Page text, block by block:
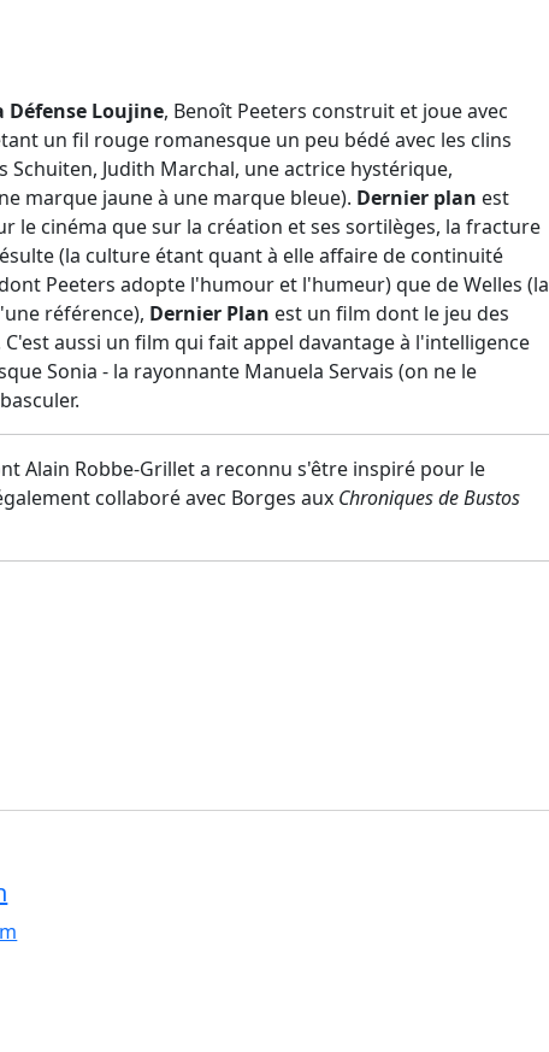
Défense Loujine, Benoît Peeters construit et joue avec
un fil rouge romanesque un peu bédé avec les clins
Judith Marchal, une actrice hystérique,
marque jaune à une marque bleue). Dernier plan est
cinéma que sur la création et ses sortilèges, la fracture
(la culture étant quant à elle affaire de continuité
Peeters adopte l'humour et l'humeur) que de Welles (la
référence), Dernier Plan est un film dont le jeu des
aussi un film qui fait appel davantage à l'intelligence
Sonia - la rayonnante Manuela Servais (on ne le
Alain Robbe-Grillet a reconnu s'être inspiré pour le
collaboré avec Borges aux Chroniques de Bustos